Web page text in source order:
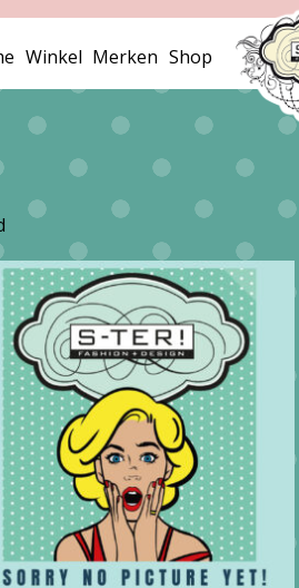
Winkel Merken Shop
Gesorteerd
op
nieuwste